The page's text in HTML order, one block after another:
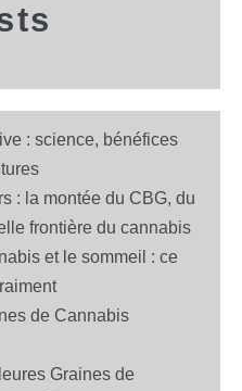
: science, bénéfices
: la montée du CBG, du
frontière du cannabis
et le sommeil : ce
de Cannabis
Graines de